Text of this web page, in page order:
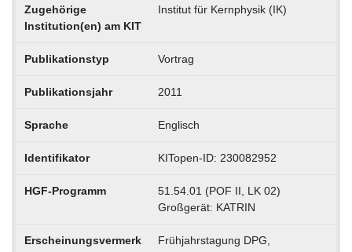
Zugehörige
Institution(en) am KIT
Institut für Kernphysik (IK)
Publikationstyp Vortrag
Publikationsjahr 2011
Sprache Englisch
Identifikator KITopen-ID: 230082952
HGF-Programm
51.54.01 (POF II, LK 02)
Großgerät: KATRIN
Erscheinungsvermerk
Frühjahrstagung DPG,